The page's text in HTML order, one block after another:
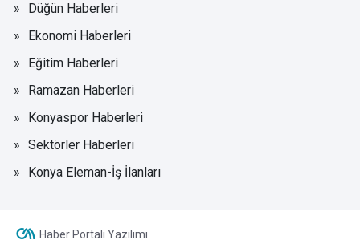
Düğün Haberleri
Ekonomi Haberleri
Eğitim Haberleri
Ramazan Haberleri
Konyaspor Haberleri
Sektörler Haberleri
Konya Eleman-İş İlanları
Haber Portalı Yazılımı